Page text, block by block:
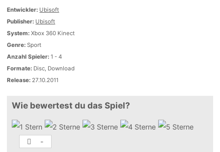
Entwickler: Ubisoft
Publisher: Ubisoft
System: Xbox 360 Kinect
Genre: Sport
Anzahl Spieler: 1 - 4
Formate: Disc, Download
Release: 27.10.2011
Wie bewertest du das Spiel?
-